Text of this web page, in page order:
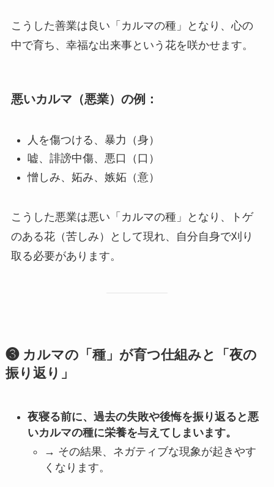
こうした善業は良い「カルマの種」となり、心の
中で育ち、幸福な出来事という花を咲かせます。
悪いカルマ（悪業）の例：
人を傷つける、暴力（身）
嘘、誹謗中傷、悪口（口）
憎しみ、妬み、嫉妬（意）
こうした悪業は悪い「カルマの種」となり、トゲ
のある花（苦しみ）として現れ、自分自身で刈り
取る必要があります。
❸ カルマの「種」が育つ仕組みと「夜の
振り返り」
夜寝る前に、過去の失敗や後悔を振り返ると悪
いカルマの種に栄養を与えてしまいます。
→ その結果、ネガティブな現象が起きやす
くなります。